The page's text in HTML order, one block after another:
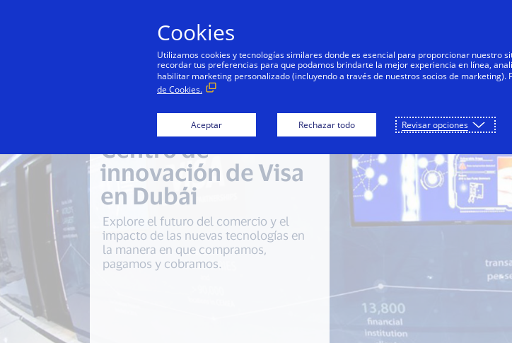
Personas Negocios
Centro de
innovación de Visa
en Dubái
Explore el futuro del comercio y el
impacto de las nuevas tecnologías en
la manera en que compramos,
pagamos y cobramos.
Cookies
Utilizamos cookies y tecnologías similares donde es esencial para proporcionar nuestro
recordar tus preferencias para que podamos brindarte la mejor experiencia en línea,
habilitar marketing personalizado (incluyendo a través de nuestros socios de marketing).
de Cookies.
Aceptar Rechazar todo Revisar opciones